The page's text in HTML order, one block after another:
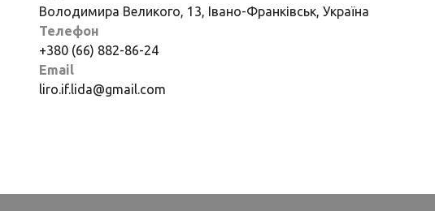
Володимира Великого, 13, Івано-Франківськ, Україна
Телефон
+380 (66) 882-86-24
Email
liro.if.lida@gmail.com